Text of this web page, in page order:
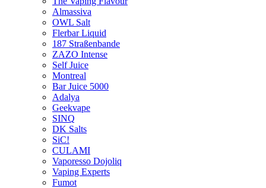
Almassiva
OWL Salt
Flerbar Liquid
187 Straßenbande
ZAZO Intense
Self Juice
Montreal
Bar Juice 5000
Adalya
Geekvape
SINQ
DK Salts
SiC!
CULAMI
Vaporesso Dojoliq
Vaping Experts
Fumot